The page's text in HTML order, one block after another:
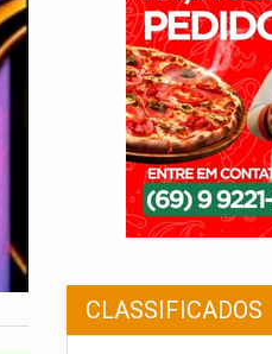
CLASSIFICADOS